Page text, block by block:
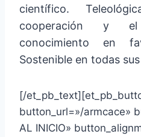
científico.
cooperación y
conocimiento en
Sostenible en todas
[/
button_url=»/armcace»
AL INICIO»